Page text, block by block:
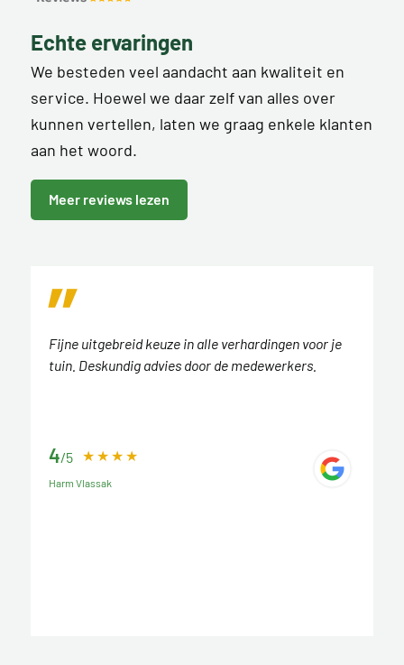
Echte ervaringen
We besteden veel aandacht aan kwaliteit en
service. Hoewel we daar zelf van alles over
kunnen vertellen, laten we graag enkele klanten
aan het woord.
Meer reviews lezen
Fijne uitgebreid keuze in alle verhardingen voor je
tuin. Deskundig advies door de medewerkers.
4/5
Harm Vlassak